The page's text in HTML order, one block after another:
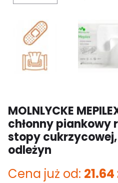
MOLNLYCKE
chłonny piankowy
stopy
odleżyn
Cena już od: 21.64